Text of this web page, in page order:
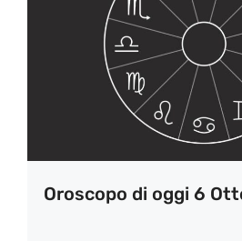
Oroscopo di oggi 6